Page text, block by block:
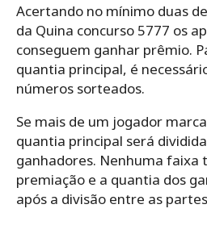
Acertando no mínimo duas
da Quina concurso 5777 os
conseguem ganhar prêmio.
quantia principal, é
números sorteados.
Se mais de um jogador
quantia principal será
ganhadores. Nenhuma faixa
premiação e a quantia dos
após a divisão entre as